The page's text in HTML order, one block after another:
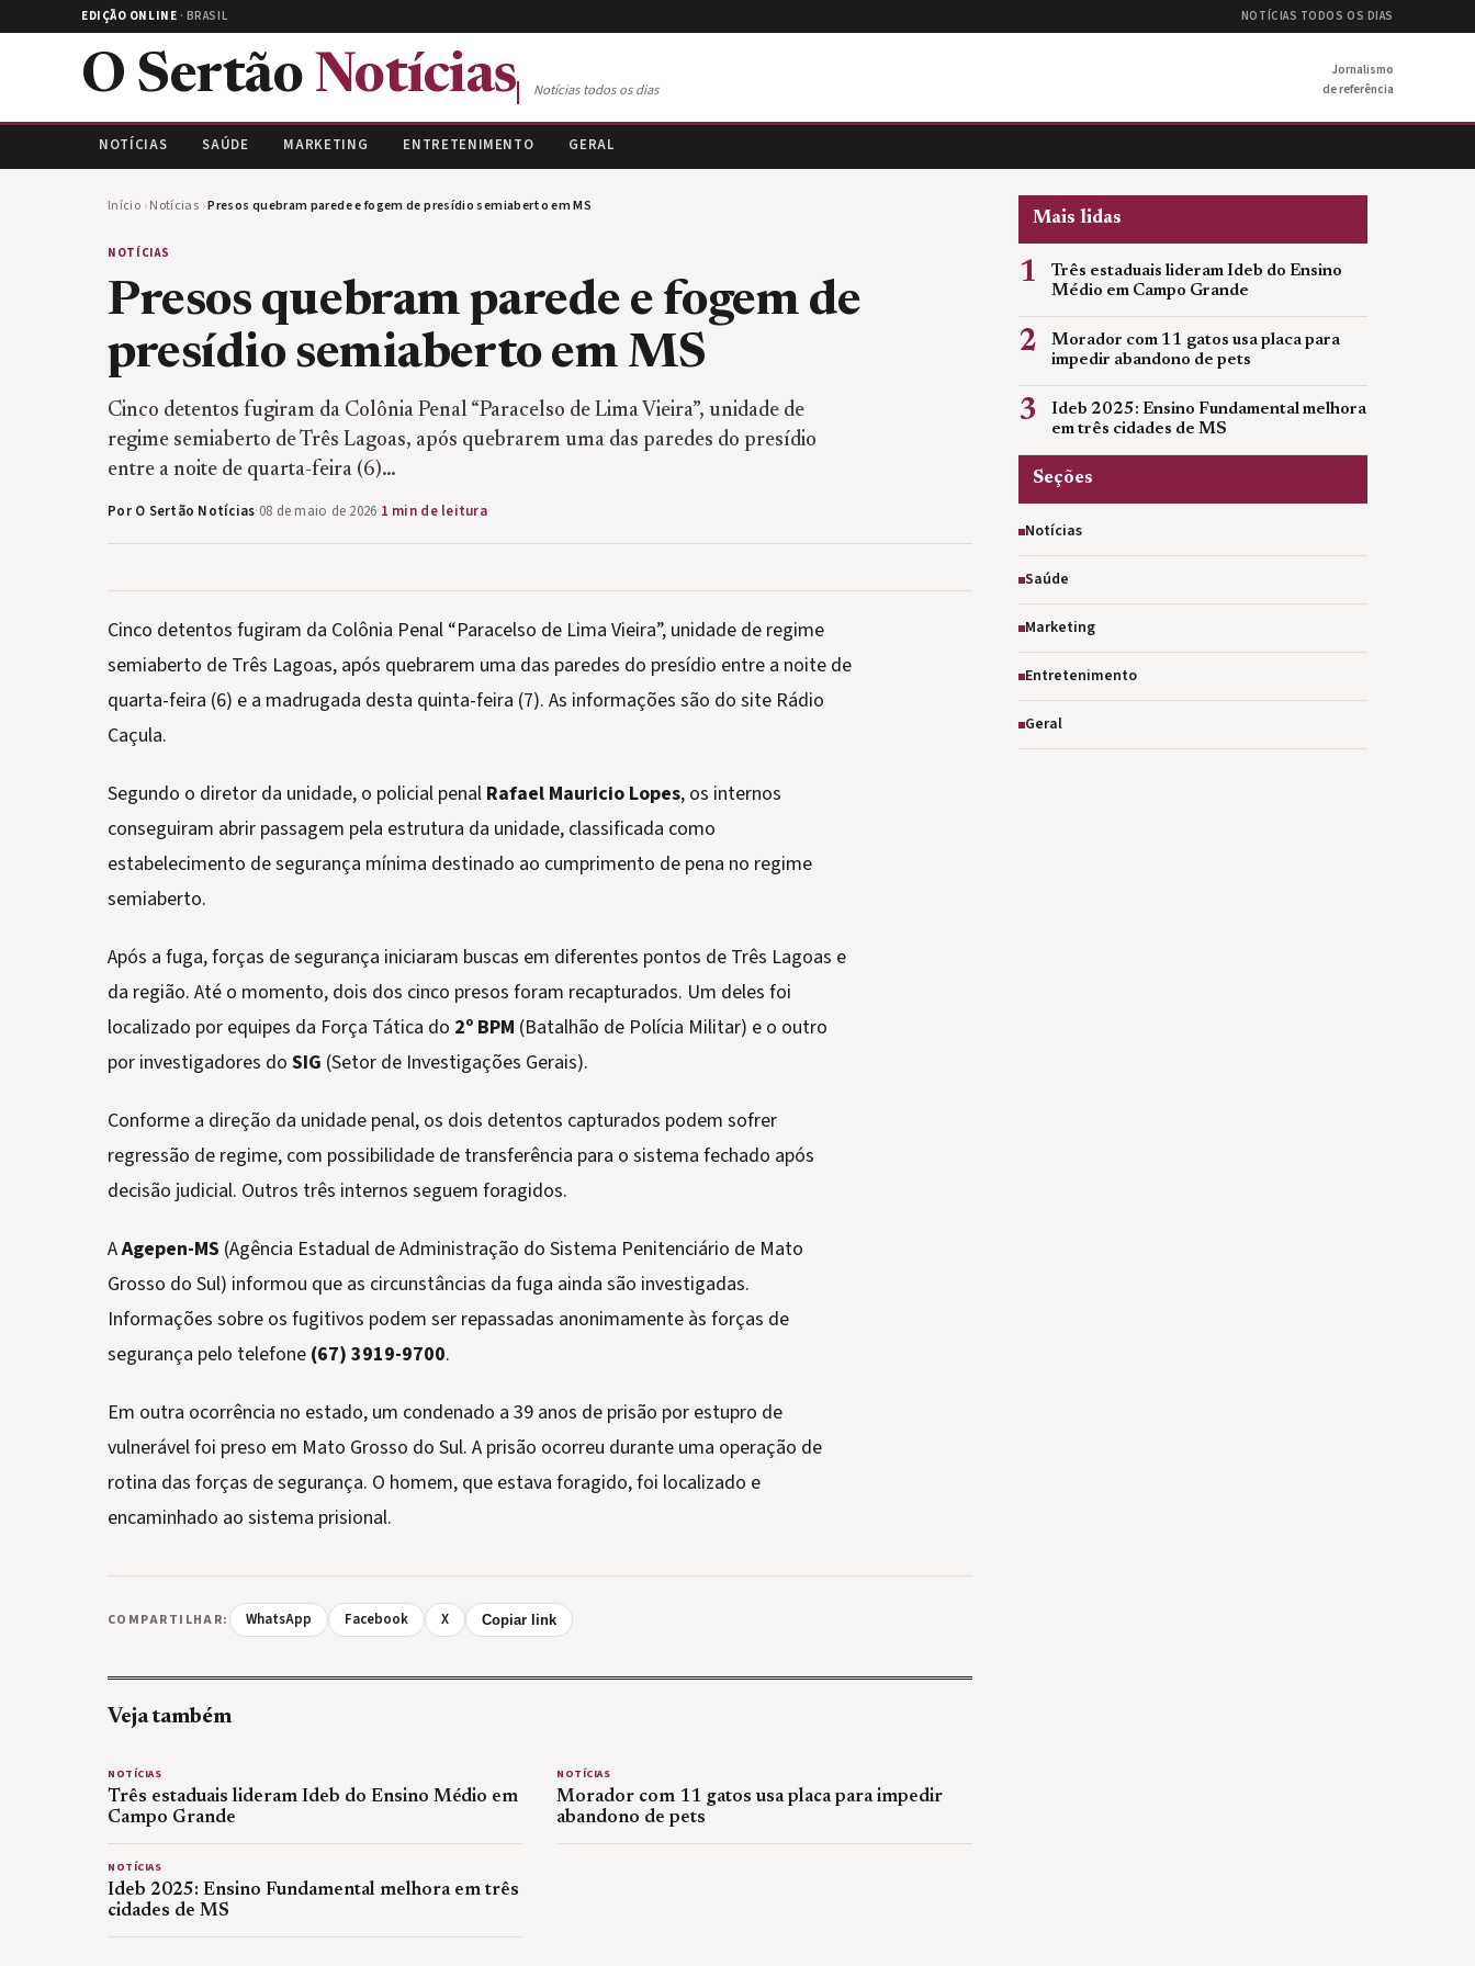
EDIÇÃO ONLINE · BRASIL NOTÍCIAS TODOS OS DIAS
O Sertão Notícias Notícias todos os dias
Jornalismo
de referência
NOTÍCIAS SAÚDE MARKETING ENTRETENIMENTO GERAL
Início ›Notícias ›Presos quebram parede e fogem de presídio semiaberto em MS
NOTÍCIAS
Presos quebram parede e fogem de
presídio semiaberto em MS
Cinco detentos fugiram da Colônia Penal “Paracelso de Lima Vieira”, unidade de
regime semiaberto de Três Lagoas, após quebrarem uma das paredes do presídio
entre a noite de quarta-feira (6)…
Por O Sertão Notícias·08 de maio de 2026·1 min de leitura
Cinco detentos fugiram da Colônia Penal “Paracelso de Lima Vieira”, unidade de regime
semiaberto de Três Lagoas, após quebrarem uma das paredes do presídio entre a noite de
quarta-feira (6) e a madrugada desta quinta-feira (7). As informações são do site Rádio
Caçula.
Segundo o diretor da unidade, o policial penal Rafael Mauricio Lopes, os internos
conseguiram abrir passagem pela estrutura da unidade, classificada como
estabelecimento de segurança mínima destinado ao cumprimento de pena no regime
semiaberto.
Após a fuga, forças de segurança iniciaram buscas em diferentes pontos de Três Lagoas e
da região. Até o momento, dois dos cinco presos foram recapturados. Um deles foi
localizado por equipes da Força Tática do 2º BPM (Batalhão de Polícia Militar) e o outro
por investigadores do SIG (Setor de Investigações Gerais).
Conforme a direção da unidade penal, os dois detentos capturados podem sofrer
regressão de regime, com possibilidade de transferência para o sistema fechado após
decisão judicial. Outros três internos seguem foragidos.
AAgepen-MS (Agência Estadual de Administração do Sistema Penitenciário de Mato
Grosso do Sul) informou que as circunstâncias da fuga ainda são investigadas.
Informações sobre os fugitivos podem ser repassadas anonimamente às forças de
segurança pelo telefone (67) 3919-9700.
Em outra ocorrência no estado, um condenado a 39 anos de prisão por estupro de
vulnerável foi preso em Mato Grosso do Sul. A prisão ocorreu durante uma operação de
rotina das forças de segurança. O homem, que estava foragido, foi localizado e
encaminhado ao sistema prisional.
COMPARTILHAR: WhatsApp Facebook X Copiar link
Veja também
NOTÍCIAS
Três estaduais lideram Ideb do Ensino Médio em
Campo Grande
NOTÍCIAS
Morador com 11 gatos usa placa para impedir
abandono de pets
NOTÍCIAS
Ideb 2025: Ensino Fundamental melhora em três
cidades de MS
Mais lidas
1
Três estaduais lideram Ideb do Ensino
Médio em Campo Grande
2
Morador com 11 gatos usa placa para
impedir abandono de pets
3
Ideb 2025: Ensino Fundamental melhora
em três cidades de MS
Seções
Notícias
Saúde
Marketing
Entretenimento
Geral